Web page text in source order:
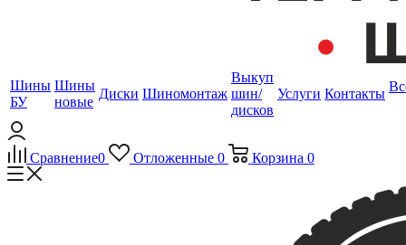
Шины
БУ
Шины
новые
Диски Шиномонтаж
Выкуп
шин/
дисков
Услуги Контакты
Сравнение0 Отложенные 0 Корзина 0